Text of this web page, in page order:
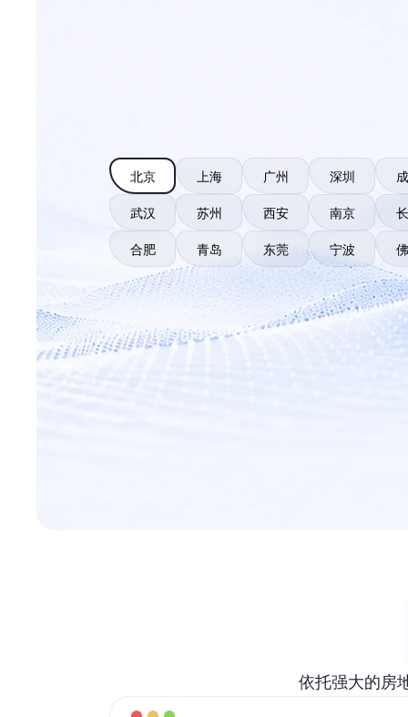
北京 上海 广州 深圳
武汉 苏州 西安 南京
合肥 青岛 东莞 宁波
依托强大的房